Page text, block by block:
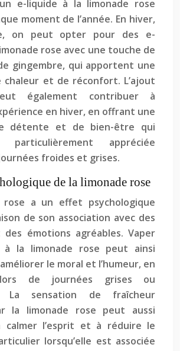
e-liquide à la limonade rose
moment de l’année. En hiver,
on peut opter pour des e-
rose avec une touche de
gingembre, qui apportent une
chaleur et de réconfort. L’ajout
également contribuer à
en hiver, en offrant une
détente et de bien-être qui
appréciée
froides et grises.
de la limonade rose
rose a un effet psychologique
de son association avec des
émotions agréables. Vaper
à la limonade rose peut ainsi
le moral et l’humeur, en
de journées grises ou
La sensation de fraîcheur
la limonade rose peut aussi
calmer l’esprit et à réduire le
lorsqu’elle est associée